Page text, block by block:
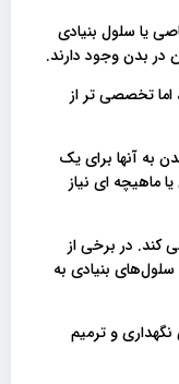
یا سلول بنیادی
در بدن وجود دارند.
تخصصی تر از
به آنها برای یک
ماهیچه ای نیاز
کند. در برخی از
بنیادی به
و ترمیم